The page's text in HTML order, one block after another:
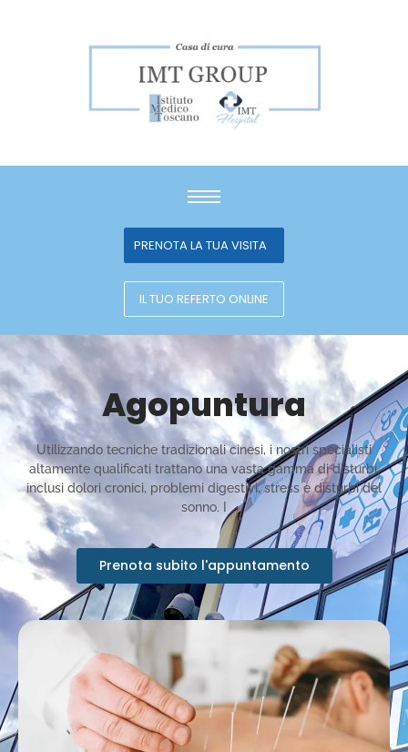
PRENOTA LA TUA VISITA
IL TUO REFERTO ONLINE
Agopuntura
Utilizzando tecniche tradizionali cinesi, i nostri specialisti
altamente qualificati trattano una vasta gamma di disturbi,
inclusi dolori cronici, problemi digestivi, stress e disturbi del
sonno. I
Prenota subito l'appuntamento